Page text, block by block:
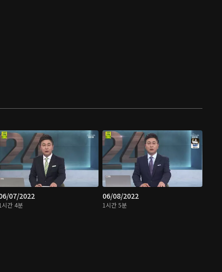
07/2022
시간 4분
06/08/2022
1시간 5분